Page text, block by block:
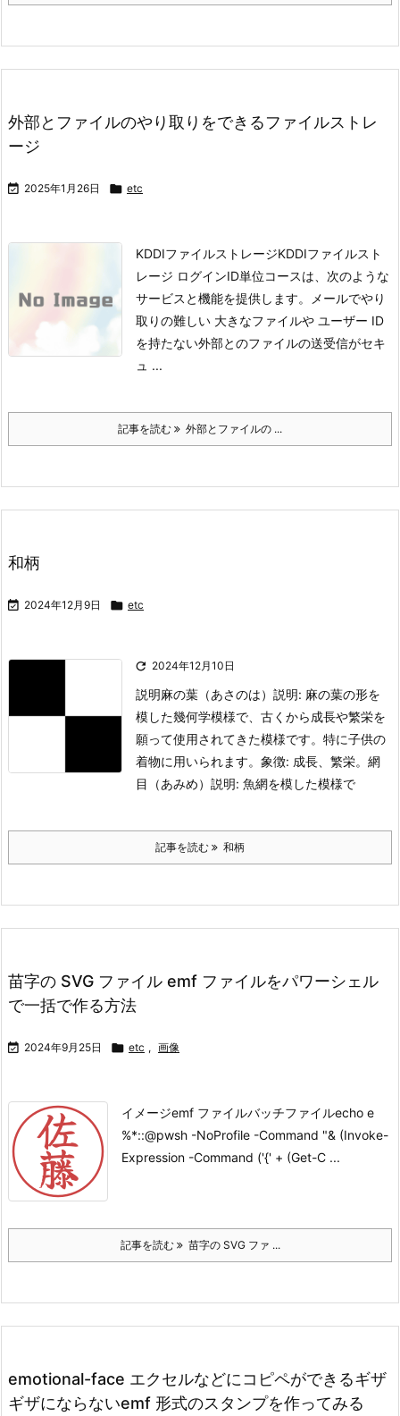
外部とファイルのやり取りをできるファイルストレ
ージ
 2025年1月26日  etc
KDDIファイルストレージKDDIファイルスト
レージ ログインID単位コースは、次のような
サービスと機能を提供します。
メールでやり
取りの難しい 大きなファイルや ユーザー ID
を持たない外部とのファイルの送受信がセキ
ュ ...
記事を読む 外部とファイルの ...
和柄
 2024年12月9日  etc
 2024年12月10日
説明麻の葉（あさのは） 説明: 麻の葉の形を
模した幾何学模様で、古くから成長や繁栄を
願って使用されてきた模様です。特に子供の
着物に用いられます。 象徴: 成長、繁栄。 網
目（あみめ） 説明: 魚網を模した模様で
記事を読む 和柄
苗字の SVG ファイル emf ファイルをパワーシェル
で一括で作る方法
 2024年9月25日  etc , 画像
イメージemf ファイルバッチファイルecho e
%*::@pwsh -NoProfile -Command "& (Invoke-
Expression -Command ('{' + (Get-C ...
記事を読む 苗字の SVG ファ ...
emotional-face エクセルなどにコピペができるギザ
ギザにならないemf 形式のスタンプを作ってみる